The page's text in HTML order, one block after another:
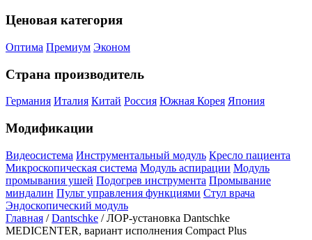
Ценовая категория
Оптима Премиум Эконом
Страна производитель
Германия Италия Китай Россия Южная Корея Япония
Модификации
Видеосистема Инструментальный модуль Кресло пациента
Микроскопическая система Модуль аспирации Модуль
промывания ушей Подогрев инструмента Промывание
миндалин Пульт управления функциями Стул врача
Эндоскопический модуль
Главная /Dantschke / ЛОР-установка Dantschke
MEDICENTER, вариант исполнения Compact Plus